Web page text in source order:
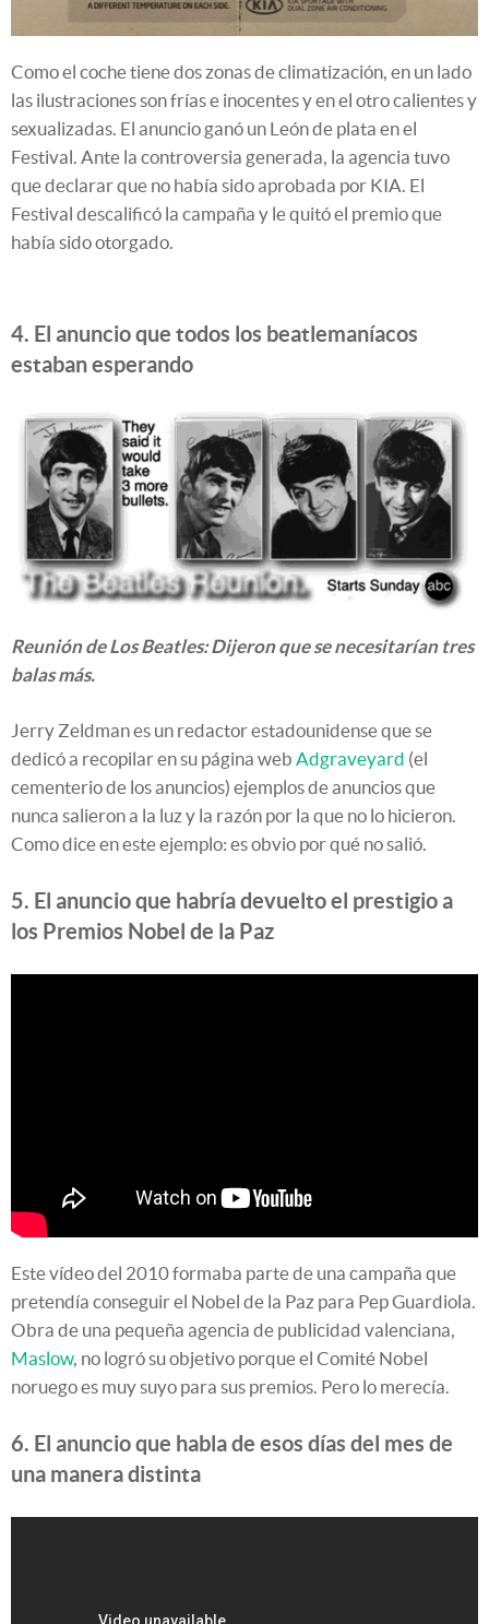
Como el coche tiene dos zonas de climatización, en un lado
las ilustraciones son frías e inocentes y en el otro calientes y
sexualizadas. El anuncio ganó un León de plata en el
Festival. Ante la controversia generada, la agencia tuvo
que declarar que no había sido aprobada por KIA. El
Festival descalificó la campaña y le quitó el premio que
había sido otorgado.
4. El anuncio que todos los beatlemaníacos
estaban esperando
Reunión de Los Beatles: Dijeron que se necesitarían tres
balas más.
Jerry Zeldman es un redactor estadounidense que se
dedicó a recopilar en su página web Adgraveyard (el
cementerio de los anuncios) ejemplos de anuncios que
nunca salieron a la luz y la razón por la que no lo hicieron.
Como dice en este ejemplo: es obvio por qué no salió.
5. El anuncio que habría devuelto el prestigio a
los Premios Nobel de la Paz
Este vídeo del 2010 formaba parte de una campaña que
pretendía conseguir el Nobel de la Paz para Pep Guardiola.
Obra de una pequeña agencia de publicidad valenciana,
Maslow, no logró su objetivo porque el Comité Nobel
noruego es muy suyo para sus premios. Pero lo merecía.
6. El anuncio que habla de esos días del mes de
una manera distinta